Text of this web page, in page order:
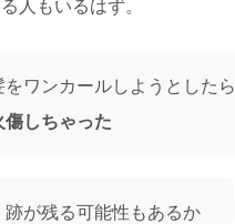
人もいるはず。
をワンカールしようとしたら
傷しちゃった
跡が残る可能性もあるか